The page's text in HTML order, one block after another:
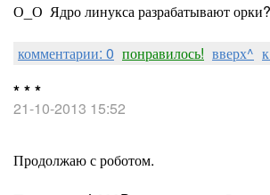
О_О Ядро линукса разрабатывают
комментарии: 0 понравилось! вверх^
* * *
21-10-2013 15:52
Продолжаю с роботом.